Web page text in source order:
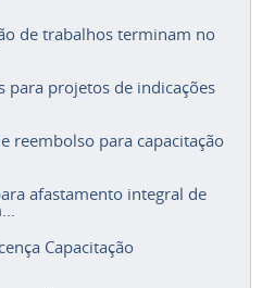
de trabalhos terminam no
para projetos de indicações
reembolso para capacitação
afastamento integral de
Capacitação